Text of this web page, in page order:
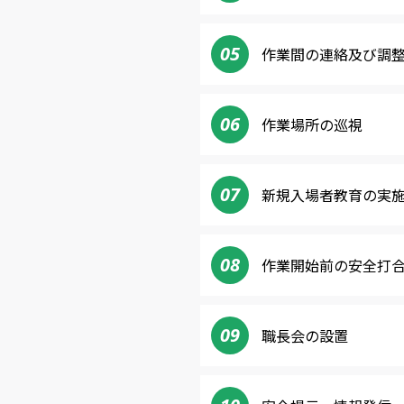
05 作業間の連絡及び調
06 作業場所の巡視
07 新規入場者教育の実
08 作業開始前の安全打
09 職長会の設置